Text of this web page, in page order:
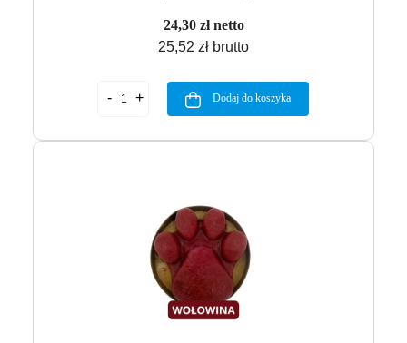
24,30 zł netto
25,52 zł brutto
Dodaj do koszyka